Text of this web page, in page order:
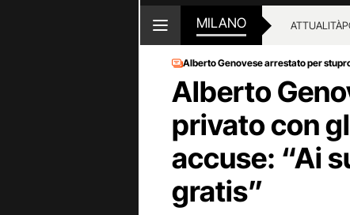
MILANO ATTUALITÀ
Alberto Genovese arrestato per
Alberto
privato con
accuse: “Ai
gratis”